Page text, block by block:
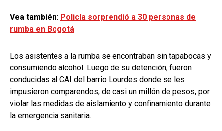
Vea también: Policía sorprendió a 30 personas de
rumba en Bogotá
Los asistentes a la rumba se encontraban sin tapabocas y
consumiendo alcohol. Luego de su detención, fueron
conducidas al CAI del barrio Lourdes donde se les
impusieron comparendos, de casi un millón de pesos, por
violar las medidas de aislamiento y confinamiento durante
la emergencia sanitaria.